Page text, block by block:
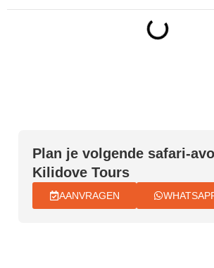
Plan je volgende safari-
Kilidove Tours
AANVRAGEN